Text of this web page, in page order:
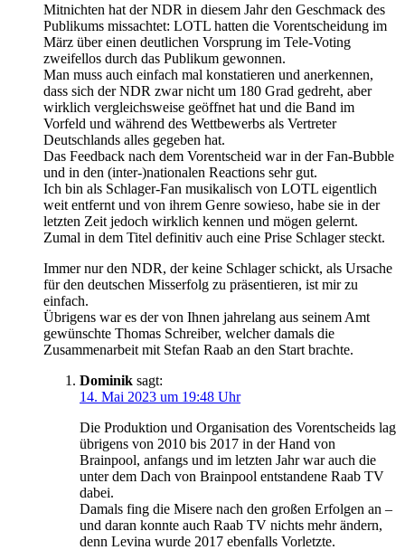
Mitnichten hat der NDR in diesem Jahr den Geschmack des
Publikums missachtet: LOTL hatten die Vorentscheidung im
März über einen deutlichen Vorsprung im Tele-Voting
zweifellos durch das Publikum gewonnen.
Man muss auch einfach mal konstatieren und anerkennen,
dass sich der NDR zwar nicht um 180 Grad gedreht, aber
wirklich vergleichsweise geöffnet hat und die Band im
Vorfeld und während des Wettbewerbs als Vertreter
Deutschlands alles gegeben hat.
Das Feedback nach dem Vorentscheid war in der Fan-Bubble
und in den (inter-)nationalen Reactions sehr gut.
Ich bin als Schlager-Fan musikalisch von LOTL eigentlich
weit entfernt und von ihrem Genre sowieso, habe sie in der
letzten Zeit jedoch wirklich kennen und mögen gelernt.
Zumal in dem Titel definitiv auch eine Prise Schlager steckt.
Immer nur den NDR, der keine Schlager schickt, als Ursache
für den deutschen Misserfolg zu präsentieren, ist mir zu
einfach.
Übrigens war es der von Ihnen jahrelang aus seinem Amt
gewünschte Thomas Schreiber, welcher damals die
Zusammenarbeit mit Stefan Raab an den Start brachte.
Dominik sagt:
14. Mai 2023 um 19:48 Uhr
Die Produktion und Organisation des Vorentscheids lag
übrigens von 2010 bis 2017 in der Hand von
Brainpool, anfangs und im letzten Jahr war auch die
unter dem Dach von Brainpool entstandene Raab TV
dabei.
Damals fing die Misere nach den großen Erfolgen an –
und daran konnte auch Raab TV nichts mehr ändern,
denn Levina wurde 2017 ebenfalls Vorletzte.